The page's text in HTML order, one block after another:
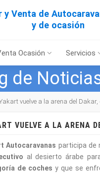
y Venta de
y de ocasión
Ocasión Servicios
de
vuelve a la arena del Dakar,
VUELVE A LA ARENA
Autocaravanas participa de
al desierto árabe
de coches y que se